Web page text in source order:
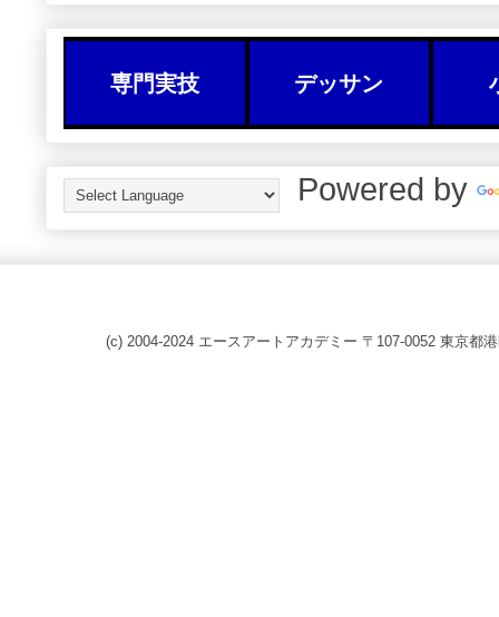
専門実技 デッサン
Powered by
(c) 2004-2024 エースアートアカデミー 〒107-0052 東京都